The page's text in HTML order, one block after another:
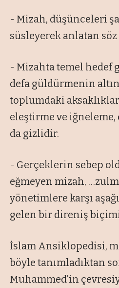
- Mizah, düşünceleri
süsleyerek anlatan söz
- Mizahta temel hedef
defa güldürmenin
toplumdaki
eleştirme ve iğneleme,
da gizlidir.
- Gerçeklerin sebep
eğmeyen mizah,
yönetimlere karşı
gelen bir direniş
İslam Ansiklopedisi,
böyle tanımladıktan
Muhammed’in